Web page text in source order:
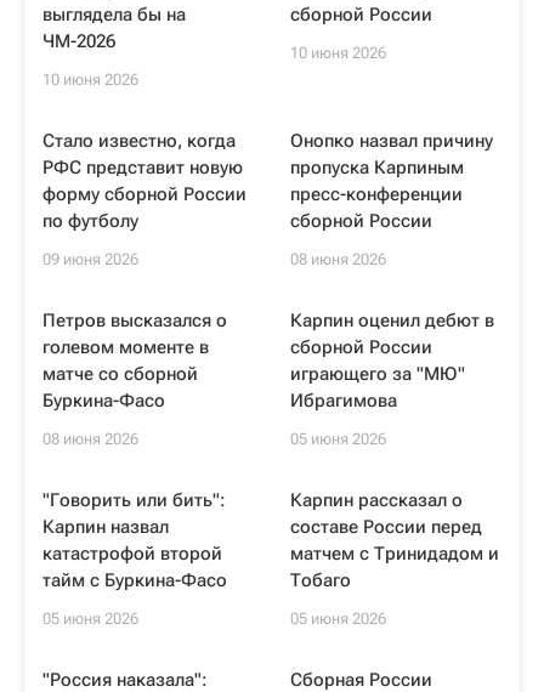
выглядела бы на
ЧМ-2026
10 июня 2026
сборной России
10 июня 2026
Стало известно, когда
РФС представит новую
форму сборной России
по футболу
09 июня 2026
Онопко назвал причину
пропуска Карпиным
пресс-конференции
сборной России
08 июня 2026
Петров высказался о
голевом моменте в
матче со сборной
Буркина-Фасо
08 июня 2026
Карпин оценил дебют в
сборной России
играющего за "МЮ"
Ибрагимова
05 июня 2026
"Говорить или бить":
Карпин назвал
катастрофой второй
тайм с Буркина-Фасо
05 июня 2026
Карпин рассказал о
составе России перед
матчем с Тринидадом и
Тобаго
05 июня 2026
"Россия наказала":
Сборная России